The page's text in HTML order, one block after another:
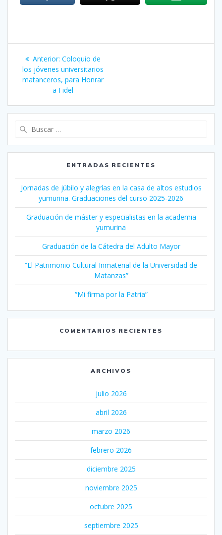
Navegación
de
entradas
Anterior: Entrada
anterior:
Coloquio de
los jóvenes universitarios
matanceros, para Honrar
a Fidel
ENTRADAS RECIENTES
Jornadas de júbilo y alegrías en la casa de altos estudios
yumurina. Graduaciones del curso 2025-2026
Graduación de máster y especialistas en la academia
yumurina
Graduación de la Cátedra del Adulto Mayor
“El Patrimonio Cultural Inmaterial de la Universidad de
Matanzas”
“Mi firma por la Patria”
COMENTARIOS RECIENTES
ARCHIVOS
julio 2026
abril 2026
marzo 2026
febrero 2026
diciembre 2025
noviembre 2025
octubre 2025
septiembre 2025